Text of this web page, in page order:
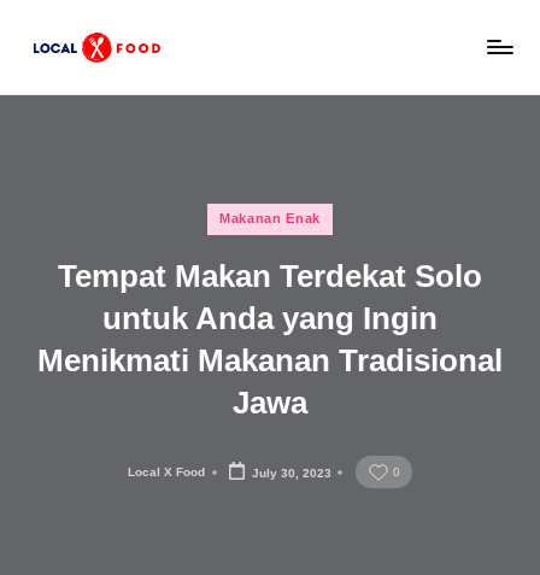
o
keluarga
Posted
in
Makanan Enak
Tempat Makan Terdekat Solo
untuk Anda yang Ingin
Menikmati Makanan Tradisional
Jawa
Posted
Local X Food July 30, 2023 0